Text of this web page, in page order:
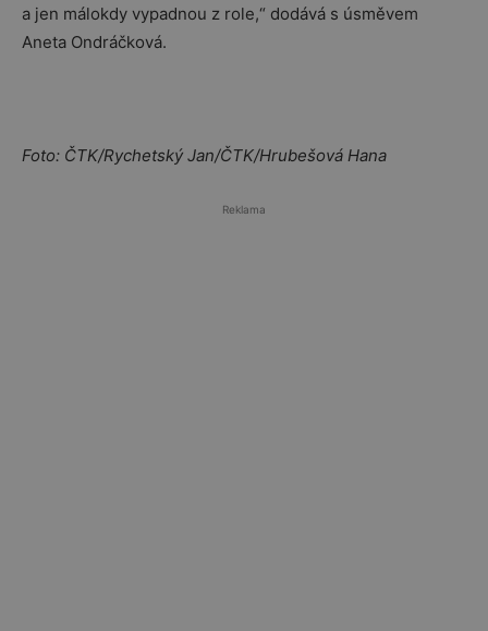
a jen málokdy vypadnou z role,“ dodává s úsměvem
Aneta Ondráčková.
Foto: ČTK/Rychetský Jan/ČTK/Hrubešová Hana
Reklama